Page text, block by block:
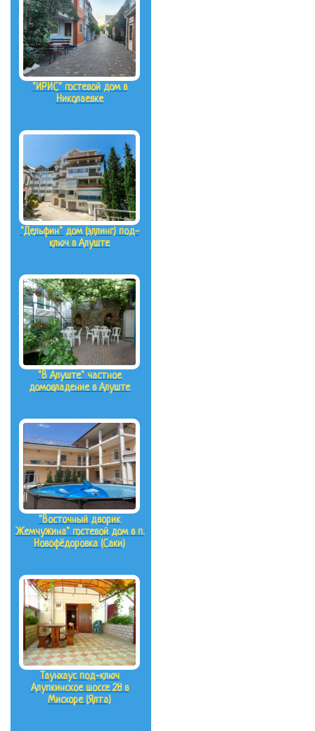
"ИРИС" гостевой дом в
Николаевке
"Дельфин" дом (эллинг) под-
ключ в Алуште
"В Алуште" частное
домовладение в Алуште
"Восточный дворик
Жемчужина" гостевой дом в п.
Новофёдоровка (Саки)
Таунхаус под-ключ
Алупкинское шоссе 28 в
Мисхоре (Ялта)